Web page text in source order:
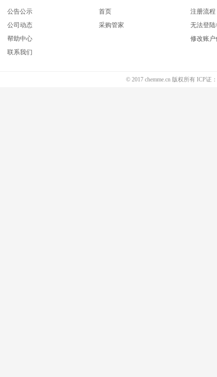
公告公示
公司动态
帮助中心
联系我们
首页
采购管家
注册流程
无法登
修改账户
© 2017 chemme.cn 版权所有 ICP证：